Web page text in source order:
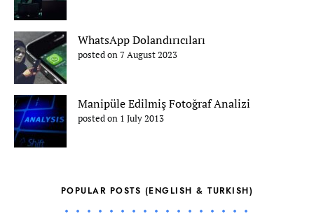
WhatsApp Dolandırıcıları
posted on 7 August 2023
Manipüle Edilmiş Fotoğraf Analizi
posted on 1 July 2013
POPULAR POSTS (ENGLISH & TURKISH)